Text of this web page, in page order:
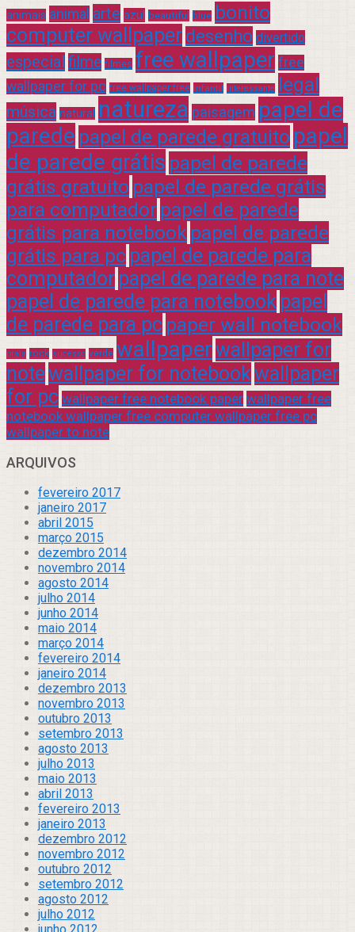
animais animal arte azul beautiful blue bonito
computer wallpaper desenho divertido
especial filme filmes free wallpaper free
wallpaper for pc free wallpaper free infantil interessante legal
música natural natureza paisagem papel de
parede papel de parede gratuito papel
de parede grátis papel de parede
grátis gratuito papel de parede grátis
para computador papel de parede
grátis para notebook papel de parede
grátis para pc papel de parede para
computador papel de parede para note
papel de parede para notebook papel
de parede para pc paper wall notebook
praia rock sucesso verde wallpaperwallpaper for
notewallpaper for notebookwallpaper
for pc wallpaper free notebook paper wallpaper free
notebook wallpaper free computer wallpaper free pc
wallpaper to note
ARQUIVOS
fevereiro 2017
janeiro 2017
abril 2015
março 2015
dezembro 2014
novembro 2014
agosto 2014
julho 2014
junho 2014
maio 2014
março 2014
fevereiro 2014
janeiro 2014
dezembro 2013
novembro 2013
outubro 2013
setembro 2013
agosto 2013
julho 2013
maio 2013
abril 2013
fevereiro 2013
janeiro 2013
dezembro 2012
novembro 2012
outubro 2012
setembro 2012
agosto 2012
julho 2012